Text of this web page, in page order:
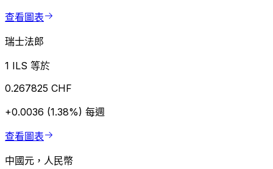
查看圖表
瑞士法郎
1 ILS 等於
0.267825 CHF
+0.0036 (1.38%) 每週
查看圖表
中國元，人民幣